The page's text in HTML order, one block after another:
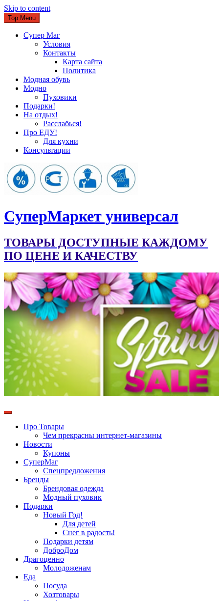
Skip to content
Top Menu
Супер Маг
Условия
Контакты
Карта сайта
Политика
Модная обувь
Модно
Пуховики
Подарки!
На отдых!
Расслабься!
Про ЕДУ!
Для кухни
Консультации
CуперМаркет универсал
ТОВАРЫ ДОСТУПНЫЕ КАЖДОМУ
ПО ЦЕНЕ И КАЧЕСТВУ
Про Товары
Чем прекрасны интернет-магазины
Новости
Купоны
СуперМаг
Спецпредложения
Бренды
Брендовая одежда
Модный пуховик
Подарки
Новый Год!
Для детей
Снег в радость!
Подарки детям
ДоброДом
Драгоценно
Молодоженам
Еда
Посуда
Хозтовары